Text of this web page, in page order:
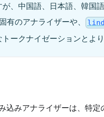
、中国語、日本語、韓国
有のアナライザーや、
ークナイゼーションとよ
込みアナライザーは、特